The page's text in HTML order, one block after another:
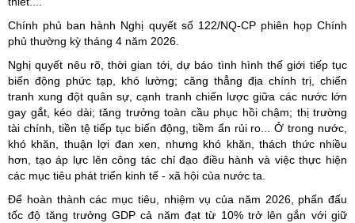
Chính phủ ban hành Nghị quyết số 122/NQ-CP phiên họp Chính
phủ thường kỳ tháng 4 năm 2026.
Nghị quyết nêu rõ, thời gian tới, dự báo tình hình thế giới tiếp tục
biến động phức tạp, khó lường; căng thẳng địa chính trị, chiến
tranh xung đột quân sự, cạnh tranh chiến lược giữa các nước lớn
gay gắt, kéo dài; tăng trưởng toàn cầu phục hồi chậm; thị trường
tài chính, tiền tệ tiếp tục biến động, tiềm ẩn rủi ro... Ở trong nước,
khó khăn, thuận lợi đan xen, nhưng khó khăn, thách thức nhiều
hơn, tạo áp lực lên công tác chỉ đạo điều hành và việc thực hiện
các mục tiêu phát triển kinh tế - xã hội của nước ta.
Để hoàn thành các mục tiêu, nhiệm vụ của năm 2026, phấn đấu
tốc độ tăng trưởng GDP cả năm đạt từ 10% trở lên gắn với giữ